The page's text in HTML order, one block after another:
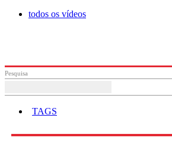
todos os vídeos
Pesquisa
TAGS